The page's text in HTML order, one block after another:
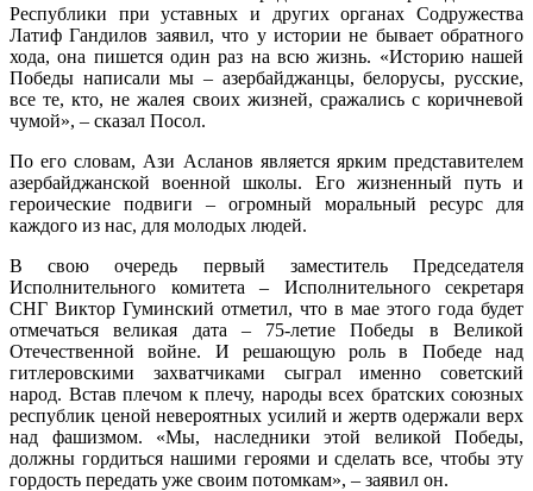
Республики при уставных и других органах Содружества
Латиф Гандилов заявил, что у истории не бывает обратного
хода, она пишется один раз на всю жизнь. «Историю нашей
Победы написали мы – азербайджанцы, белорусы, русские,
все те, кто, не жалея своих жизней, сражались с коричневой
чумой», – сказал Посол.
По его словам, Ази Асланов является ярким представителем
азербайджанской военной школы. Его жизненный путь и
героические подвиги – огромный моральный ресурс для
каждого из нас, для молодых людей.
В свою очередь первый заместитель Председателя
Исполнительного комитета – Исполнительного секретаря
СНГ Виктор Гуминский отметил, что в мае этого года будет
отмечаться великая дата – 75-летие Победы в Великой
Отечественной войне. И решающую роль в Победе над
гитлеровскими захватчиками сыграл именно советский
народ. Встав плечом к плечу, народы всех братских союзных
республик ценой невероятных усилий и жертв одержали верх
над фашизмом. «Мы, наследники этой великой Победы,
должны гордиться нашими героями и сделать все, чтобы эту
гордость передать уже своим потомкам», – заявил он.